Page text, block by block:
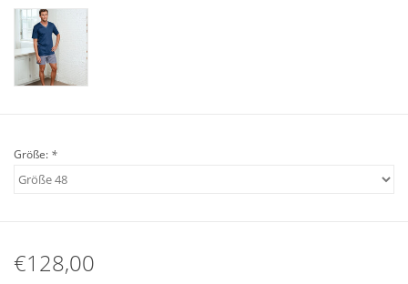
Angebote
Info-Service
Tel.0049(0)7322-919376
Größe: *
€128,00